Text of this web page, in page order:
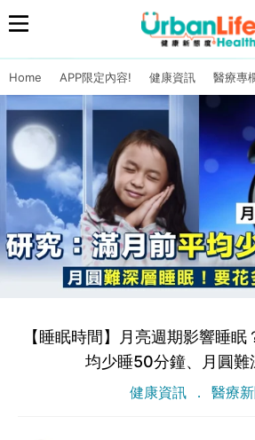
Home APP限定內容! 健康資訊 醫療專
【睡眠時間】月亮週期影響睡
均少睡50分鐘、月圓難
健康資訊 醫療